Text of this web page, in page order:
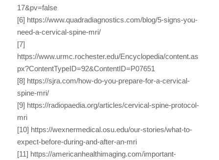
17&pv=false
[6] https://www.quadradiagnostics.com/blog/5-signs-you-
need-a-cervical-spine-mri/
[7]
https://www.urmc.rochester.edu/Encyclopedia/content.as
px?ContentTypeID=92&ContentID=P07651
[8] https://sjra.com/how-do-you-prepare-for-a-cervical-
spine-mri/
[9] https://radiopaedia.org/articles/cervical-spine-protocol-
mri
[10] https://wexnermedical.osu.edu/our-stories/what-to-
expect-before-during-and-after-an-mri
[11] https://americanhealthimaging.com/important-